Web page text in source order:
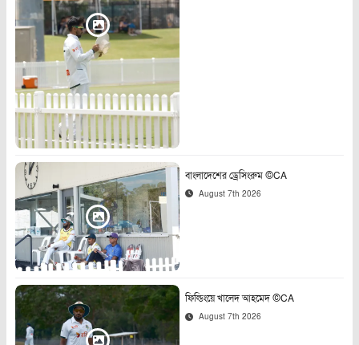
বাংলাদেশের ড্রেসিংরুম ©CA
August 7th 2026
ফিল্ডিংয়ে খালেদ আহমেদ ©CA
August 7th 2026